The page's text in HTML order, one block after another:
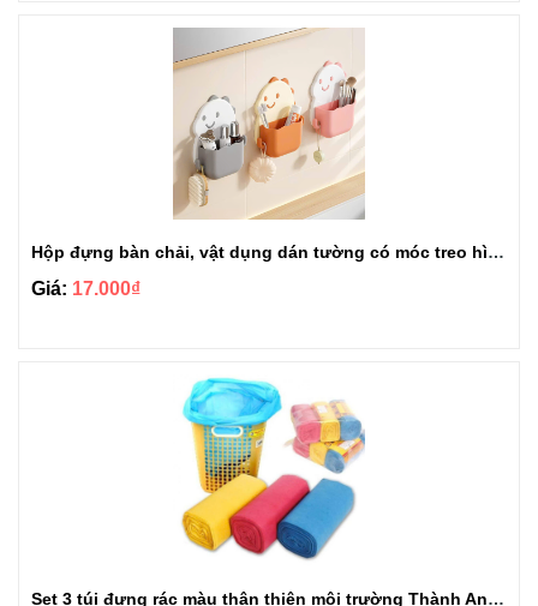
Hộp đựng bàn chải, vật dụng dán tường có móc treo hình khủng long
Giá: 17.000₫
Set 3 túi đựng rác màu thân thiện môi trường Thành An loại 1kg